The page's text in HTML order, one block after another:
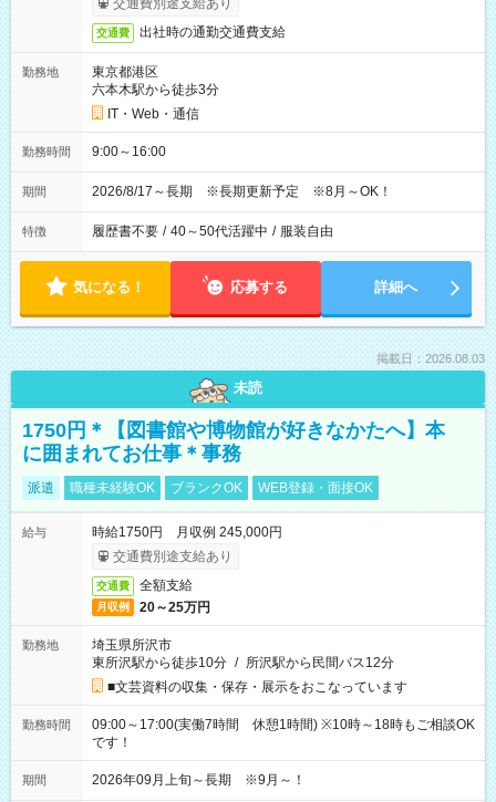
交通費別途支給あり
交通費 出社時の通勤交通費支給
勤務地
東京都港区
六本木駅から徒歩3分
IT・Web・通信
勤務時間 9:00～16:00
期間 2026/8/17～長期 ※長期更新予定 ※8月～OK！
特徴 履歴書不要 / 40～50代活躍中 / 服装自由
気になる！ 応募する 詳細へ
掲載日：2026.08.03
未読
1750円＊【図書館や博物館が好きなかたへ】本
に囲まれてお仕事＊事務
派遣 職種未経験OK ブランクOK WEB登録・面接OK
給与
時給1750円 月収例 245,000円
交通費別途支給あり
交通費 全額支給
月収例 20～25万円
勤務地
埼玉県所沢市
東所沢駅から徒歩10分 / 所沢駅から民間バス12分
■文芸資料の収集・保存・展示をおこなっています
勤務時間
09:00～17:00(実働7時間 休憩1時間) ※10時～18時もご相談OK
です！
期間 2026年09月上旬～長期 ※9月～！